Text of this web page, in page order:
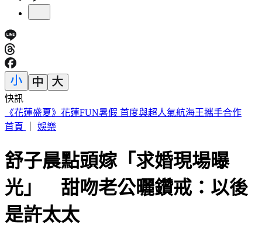
快訊
快訊／高雄鋼鐵工廠意外！工人屋頂施工失足急墜15米慘死
首頁
娛樂
舒子晨點頭嫁「求婚現場曝
光」 甜吻老公曬鑽戒：以後
是許太太